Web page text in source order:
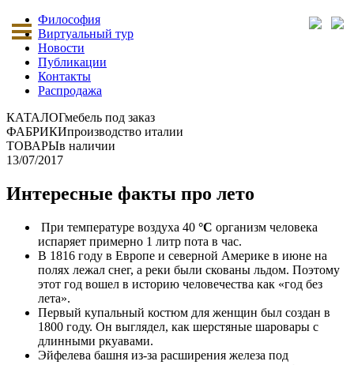
Философия
Виртуальный тур
Новости
Публикации
Контакты
Распродажа
КАТАЛОГмебель под заказ
ФАБРИКИпроизводство италии
ТОВАРЫв наличии
13/07/2017
Интересные факты про лето
При температуре воздуха 40 °C организм человека
испаряет примерно 1 литр пота в час.
В 1816 году в Европе и северной Америке в июне на
полях лежал снег, а реки были скованы льдом. Поэтому
этот год вошел в историю человечества как «год без
лета».
Первый купальный костюм для женщин был создан в
1800 году. Он выглядел, как шерстяные шаровары с
длинными ркуавами.
Эйфелева башня из-за расширения железа под